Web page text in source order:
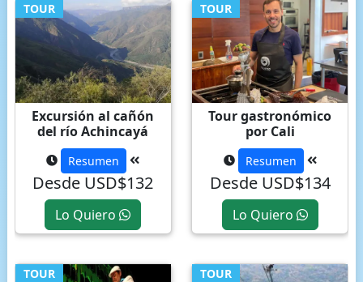
TOUR
Excursión al cañón
del río Achincayá
Resumen
Desde USD$132
Lo Quiero
TOUR
Tour gastronómico
por Cali
Resumen
Desde USD$134
Lo Quiero
TOUR TOUR